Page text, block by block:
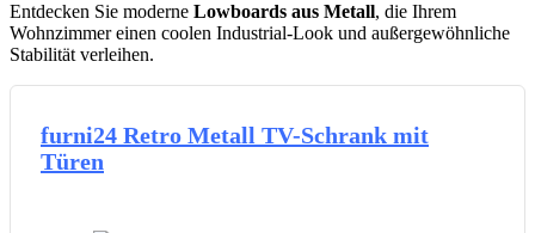
Entdecken Sie moderne Lowboards aus Metall, die Ihrem
Wohnzimmer einen coolen Industrial-Look und außergewöhnliche
Stabilität verleihen.
furni24 Retro Metall TV-Schrank mit
Türen